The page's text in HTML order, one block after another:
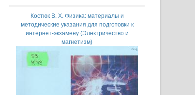
Костюк В. Х. Физика: материалы и
методические указания для подготовки к
интернет-экзамену (Электричество и
магнетизм)